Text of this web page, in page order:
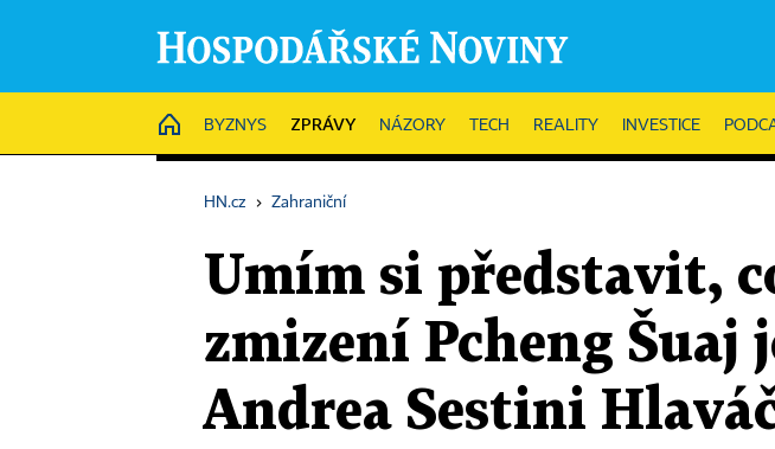
HOME
BYZNYS ZPRÁVY NÁZORY TECH REALITY INVESTICE
HN.cz › Zahraniční
Umím si představit,
zmizení Pcheng
Andrea Sestini